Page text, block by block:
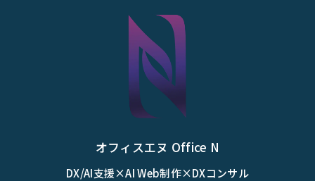
オフィスエヌ Office N
DX/AI支援×AI Web制作×DXコンサル